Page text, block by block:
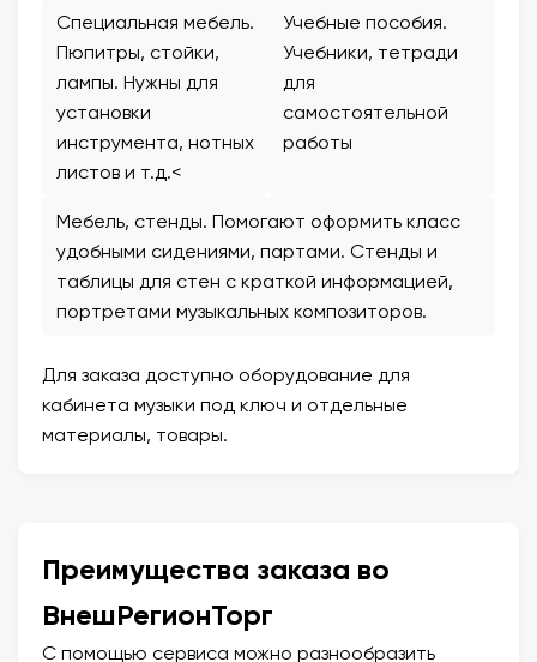
Специальная мебель.
Пюпитры, стойки,
лампы. Нужны для
установки
инструмента, нотных
листов и т.д.<
Учебные пособия.
Учебники, тетради
для
самостоятельной
работы
Мебель, стенды. Помогают оформить класс
удобными сидениями, партами. Стенды и
таблицы для стен с краткой информацией,
портретами музыкальных композиторов.
Для заказа доступно оборудование для
кабинета музыки под ключ и отдельные
материалы, товары.
Преимущества заказа во
ВнешРегионТорг
С помощью сервиса можно разнообразить